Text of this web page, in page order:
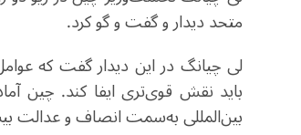
متحد دیدار و گفت و گو کرد.
لی چیانگ در این دیدار گفت که
باید نقش قوی‌تری ایفا کند. چین
بین‌المللی به‌سمت انصاف و عدالت